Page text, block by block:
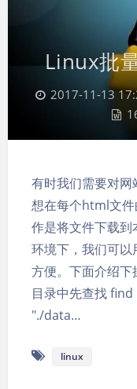
Linux批
2017-11-13
有时我们需要对
想在每个html文
作是将文件下载
环境下，我们可
方便。下面介绍下
目录中先查找
"./data…
linux